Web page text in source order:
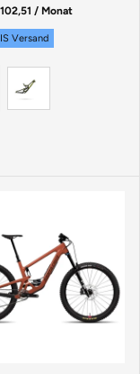
/ Monat
Versand
GLOSS LIQUID BLUE